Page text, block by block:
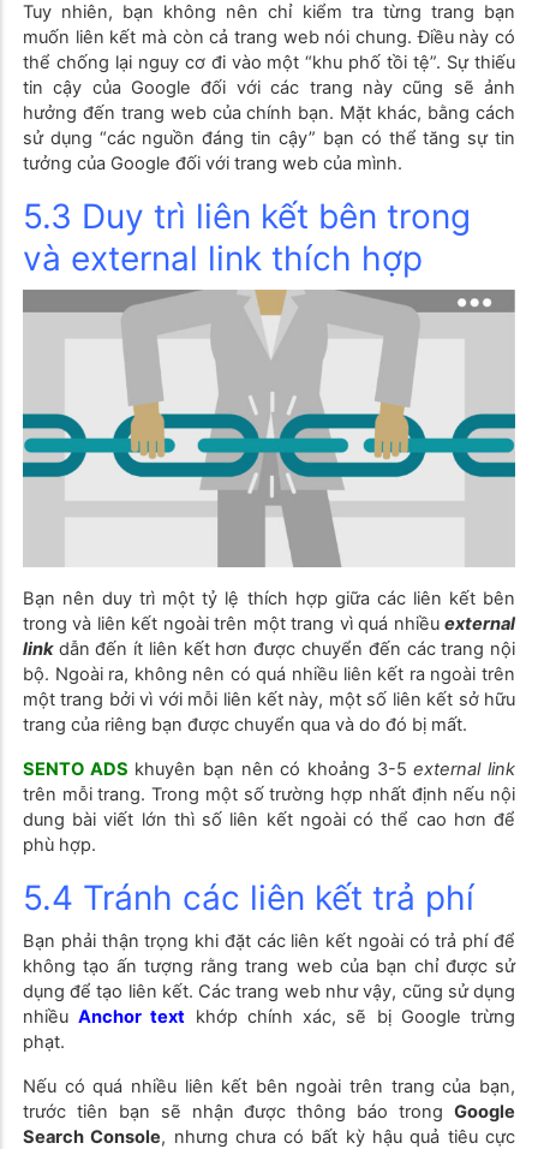
Tuy nhiên, bạn không nên chỉ kiểm tra từng trang bạn
muốn liên kết mà còn cả trang web nói chung. Điều này có
thể chống lại nguy cơ đi vào một “khu phố tồi tệ”. Sự thiếu
tin cậy của Google đối với các trang này cũng sẽ ảnh
hưởng đến trang web của chính bạn. Mặt khác, bằng cách
sử dụng “các nguồn đáng tin cậy” bạn có thể tăng sự tin
tưởng của Google đối với trang web của mình.
5.3 Duy trì liên kết bên trong
và external link thích hợp
Bạn nên duy trì một tỷ lệ thích hợp giữa các liên kết bên
trong và liên kết ngoài trên một trang vì quá nhiềuexternal
linkdẫn đến ít liên kết hơn được chuyển đến các trang nội
bộ. Ngoài ra, không nên có quá nhiều liên kết ra ngoài trên
một trang bởi vì với mỗi liên kết này, một số liên kết sở hữu
trang của riêng bạn được chuyển qua và do đó bị mất.
SENTO ADS khuyên bạn nên có khoảng 3-5external link
trên mỗi trang. Trong một số trường hợp nhất định nếu nội
dung bài viết lớn thì số liên kết ngoài có thể cao hơn để
phù hợp.
5.4 Tránh các liên kết trả phí
Bạn phải thận trọng khi đặt các liên kết ngoài có trả phí để
không tạo ấn tượng rằng trang web của bạn chỉ được sử
dụng để tạo liên kết. Các trang web như vậy, cũng sử dụng
nhiềuAnchor text khớp chính xác, sẽ bị Google trừng
phạt.
Nếu có quá nhiều liên kết bên ngoài trên trang của bạn,
trước tiên bạn sẽ nhận được thông báo trongGoogle
Search Console, nhưng chưa có bất kỳ hậu quả tiêu cực